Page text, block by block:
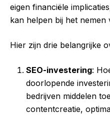
eigen financiële
kan helpen bij het nemen
Hier zijn drie belangrijke
SEO-investering:
doorlopende
bedrijven middelen
contentcreatie,